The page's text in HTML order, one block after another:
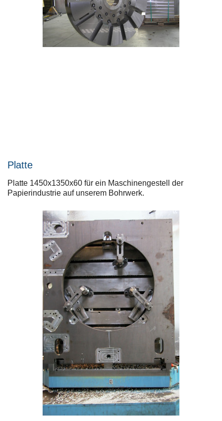
Platte
Platte 1450x1350x60 für ein Maschinengestell der
Papierindustrie auf unserem Bohrwerk.